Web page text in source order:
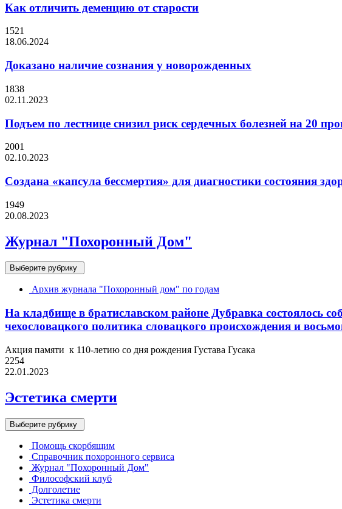
Как отличить деменцию от старости
1521
18.06.2024
Доказано наличие сознания у новорожденных
1838
02.11.2023
Подъем по лестнице снизил риск сердечных болезней на 20
2001
02.10.2023
Создана «капсула бессмертия» для диагностики состояния
1949
20.08.2023
Журнал "Похоронный Дом"
Выберите рубрику
Архив журнала "Похоронный дом" по годам
На кладбище в братиславском районе Дубравка состоялось
чехословацкого политика словацкого происхождения и
Акция памяти к 110-летию со дня рождения Густава Гусака
2254
22.01.2023
Эстетика смерти
Выберите рубрику
Помощь скорбящим
Справочник похоронного сервиса
Журнал "Похоронный Дом"
Философский клуб
Долголетие
Эстетика смерти